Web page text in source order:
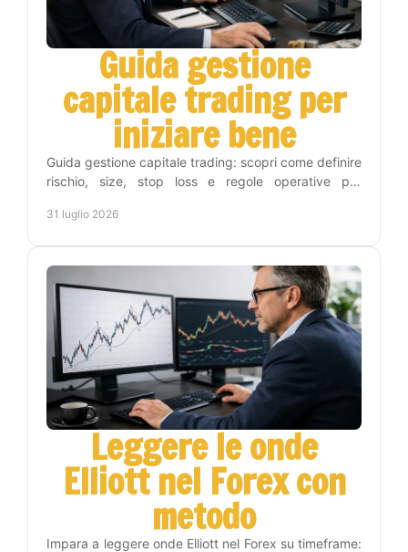
Guida gestione
capitale trading per
iniziare bene
Guida gestione capitale trading: scopri come definire
rischio, size, stop loss e regole operative per
disciplina.
31 luglio 2026
Leggere le onde
Elliott nel Forex con
metodo
Impara a leggere onde Elliott nel Forex su timeframe: